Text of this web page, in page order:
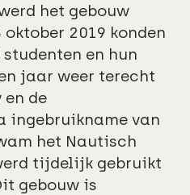
het gebouw
2019 konden
en hun
jaar weer terecht
de
ingebruikname van
het Nautisch
tijdelijk gebruikt
gebouw is